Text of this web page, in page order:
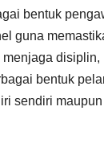
bentuk
guna
disiplin,
bentuk
sendiri maupun